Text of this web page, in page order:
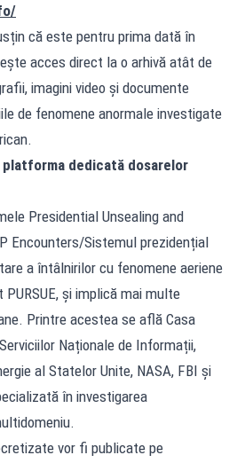
că este pentru prima dată în
acces direct la o arhivă atât de
imagini video și documente
de fenomene anormale investigate
platforma dedicată dosarelor
Presidential Unsealing and
Encounters/Sistemul prezidențial
a întâlnirilor cu fenomene aeriene
și implică mai multe
Printre acestea se află Casa
Naționale de Informații,
al Statelor Unite, NASA, FBI și
în investigarea
vor fi publicate pe